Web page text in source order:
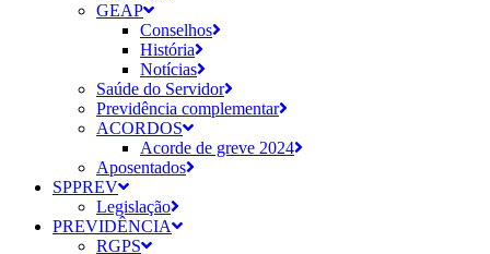
GEAP
Conselhos
História
Notícias
Saúde do Servidor
Previdência complementar
ACORDOS
Acorde de greve 2024
Aposentados
SPPREV
Legislação
PREVIDÊNCIA
RGPS